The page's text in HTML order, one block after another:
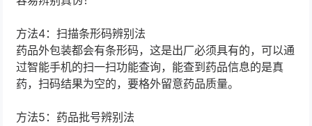
方法4：扫描条形码辨别法
药品外包装都会有条形码，这是出厂必须具有的，可以通
过智能手机的扫一扫功能查询，能查到药品信息的是真
药，扫码结果为空的，要格外留意药品质量。
方法5：药品批号辨别法